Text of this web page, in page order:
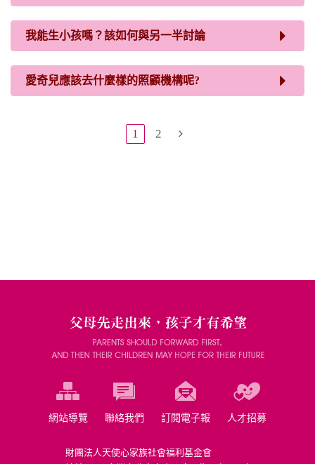
我能生小孩嗎？該如何與另一半討論
愛奇兒應該去什麼樣的照顧機構呢?
1 2
網站導覽 聯絡我們 訂閱電子報 人才招募
財團法人天使心家族社會福利基金會